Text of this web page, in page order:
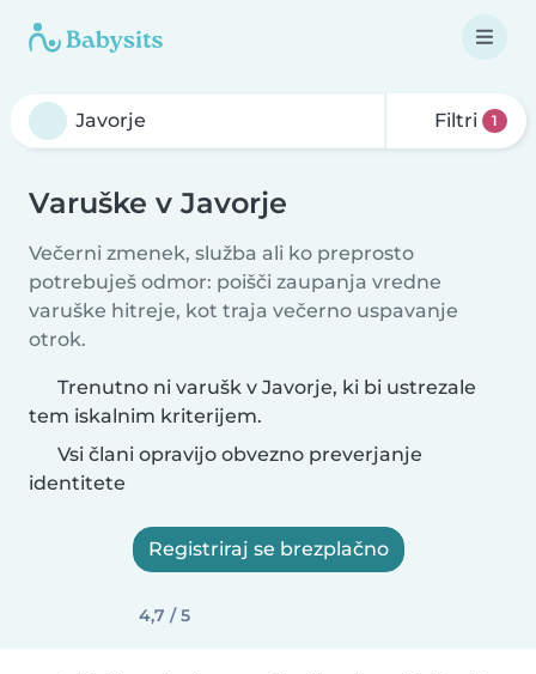
Filtri 1
Varuške v Javorje
Večerni zmenek, služba ali ko preprosto
potrebuješ odmor: poišči zaupanja vredne
varuške hitreje, kot traja večerno uspavanje
otrok.
Trenutno ni varušk v Javorje, ki bi ustrezale
tem iskalnim kriterijem.
Vsi člani opravijo obvezno preverjanje
identitete
Registriraj se brezplačno
4,7 / 5